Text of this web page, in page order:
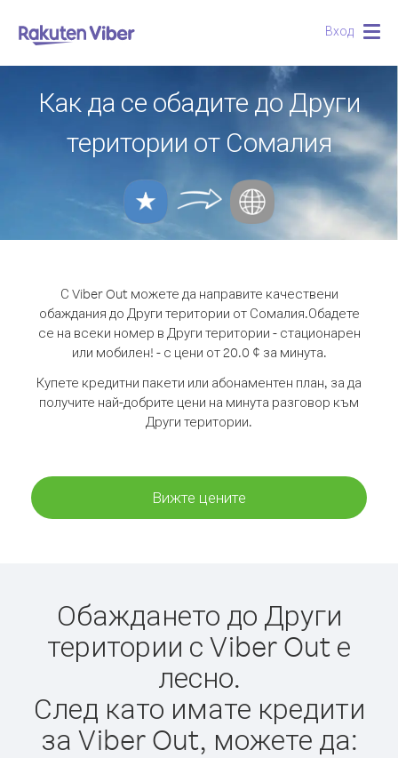
Вход
Как да се обадите до Други
територии от Сомалия
С Viber Out можете да направите качествени
обаждания до Други територии от Сомалия.Обадете
се на всеки номер в Други територии - стационарен
или мобилен! - с цени от 20.0 ¢ за минута.
Купете кредитни пакети или абонаментен план, за да
получите най-добрите цени на минута разговор към
Други територии.
Вижте цените
Обаждането до Други
територии с Viber Out е
лесно.
След като имате кредити
за Viber Out, можете да: